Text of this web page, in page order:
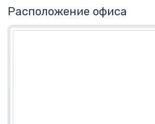
Расположение офиса